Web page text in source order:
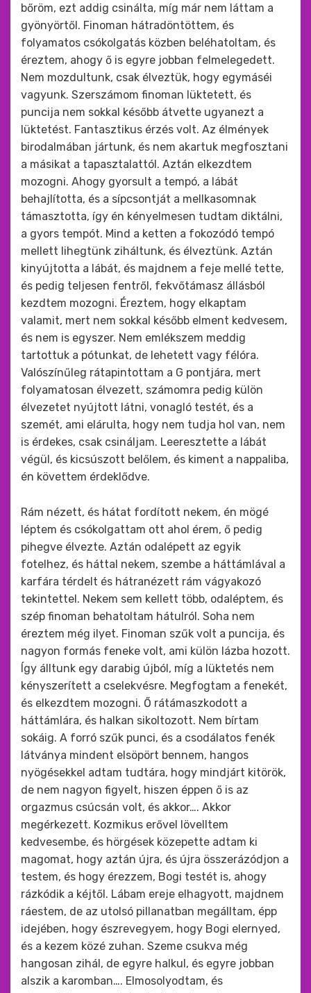
bőröm, ezt addig csinálta, míg már nem láttam a
gyönyörtől. Finoman hátradöntöttem, és
folyamatos csókolgatás közben beléhatoltam, és
éreztem, ahogy ő is egyre jobban felmelegedett.
Nem mozdultunk, csak élveztük, hogy egymáséi
vagyunk. Szerszámom finoman lüktetett, és
puncija nem sokkal később átvette ugyanezt a
lüktetést. Fantasztikus érzés volt. Az élmények
birodalmában jártunk, és nem akartuk megfosztani
a másikat a tapasztalattól. Aztán elkezdtem
mozogni. Ahogy gyorsult a tempó, a lábát
behajlította, és a sípcsontját a mellkasomnak
támasztotta, így én kényelmesen tudtam diktálni,
a gyors tempót. Mind a ketten a fokozódó tempó
mellett lihegtünk ziháltunk, és élveztünk. Aztán
kinyújtotta a lábát, és majdnem a feje mellé tette,
és pedig teljesen fentről, fekvőtámasz állásból
kezdtem mozogni. Éreztem, hogy elkaptam
valamit, mert nem sokkal később elment kedvesem,
és nem is egyszer. Nem emlékszem meddig
tartottuk a pótunkat, de lehetett vagy félóra.
Valószínűleg rátapintottam a G pontjára, mert
folyamatosan élvezett, számomra pedig külön
élvezetet nyújtott látni, vonagló testét, és a
szemét, ami elárulta, hogy nem tudja hol van, nem
is érdekes, csak csináljam. Leeresztette a lábát
végül, és kicsúszott belőlem, és kiment a nappaliba,
én követtem érdeklődve.
Rám nézett, és hátat fordított nekem, én mögé
léptem és csókolgattam ott ahol érem, ő pedig
pihegve élvezte. Aztán odalépett az egyik
fotelhez, és háttal nekem, szembe a háttámlával a
karfára térdelt és hátranézett rám vágyakozó
tekintettel. Nekem sem kellett több, odaléptem, és
szép finoman behatoltam hátulról. Soha nem
éreztem még ilyet. Finoman szűk volt a puncija, és
nagyon formás feneke volt, ami külön lázba hozott.
Így álltunk egy darabig újból, míg a lüktetés nem
kényszerített a cselekvésre. Megfogtam a fenekét,
és elkezdtem mozogni. Ő rátámaszkodott a
háttámlára, és halkan sikoltozott. Nem bírtam
sokáig. A forró szűk punci, és a csodálatos fenék
látványa mindent elsöpört bennem, hangos
nyögésekkel adtam tudtára, hogy mindjárt kitörök,
de nem nagyon figyelt, hiszen éppen ő is az
orgazmus csúcsán volt, és akkor…. Akkor
megérkezett. Kozmikus erővel lövelltem
kedvesembe, és hörgések közepette adtam ki
magomat, hogy aztán újra, és újra összerázódjon a
testem, és hogy érezzem, Bogi testét is, ahogy
rázkódik a kéjtől. Lábam ereje elhagyott, majdnem
ráestem, de az utolsó pillanatban megálltam, épp
idejében, hogy észrevegyem, hogy Bogi elernyed,
és a kezem közé zuhan. Szeme csukva még
hangosan zihál, de egyre halkul, és egyre jobban
alszik a karomban…. Elmosolyodtam, és